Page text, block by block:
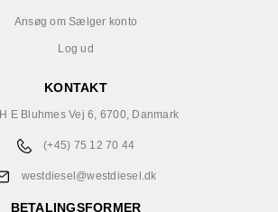
Ansøg om Sælger konto
Log ud
KONTAKT
H E Bluhmes Vej 6, 6700, Danmark
(+45) 75 12 70 44
westdiesel@westdiesel.dk
BETALINGSFORMER